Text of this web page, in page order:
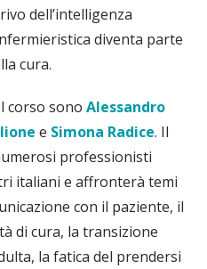
dell’intelligenza
diventa parte
cura.
corso sono Alessandro
e Simona Radice. Il
professionisti
italiani e affronterà temi
con il paziente, il
di cura, la transizione
la fatica del prendersi